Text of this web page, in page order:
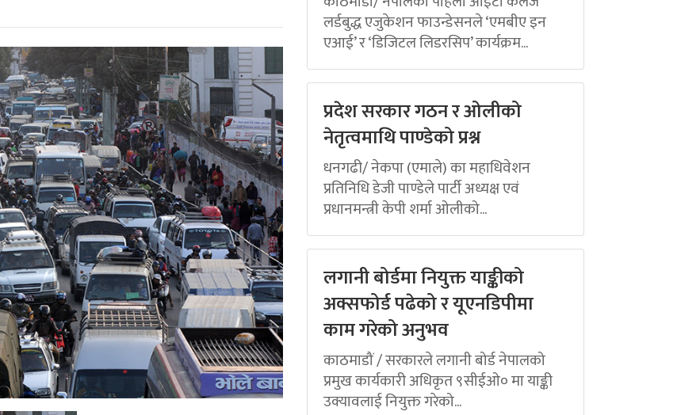
लर्डबुद्ध एजुकेशन फाउन्डेसनले ‘एमबीए इन
एआई’ र ‘डिजिटल लिडरसिप’ कार्यक्रम...
प्रदेश सरकार गठन र ओलीको
नेतृत्वमाथि पाण्डेको प्रश्न
धनगढी/ नेकपा (एमाले) का महाधिवेशन
प्रतिनिधि डेजी पाण्डेले पार्टी अध्यक्ष एवं
प्रधानमन्त्री केपी शर्मा ओलीको...
लगानी बोर्डमा नियुक्त याङ्कीको
अक्सफोर्ड पढेको र यूएनडिपीमा
काम गरेको अनुभव
काठमाडौं / सरकारले लगानी बोर्ड नेपालको
प्रमुख कार्यकारी अधिकृत ९सीईओ० मा याङ्की
उक्यावलाई नियुक्त गरेको...